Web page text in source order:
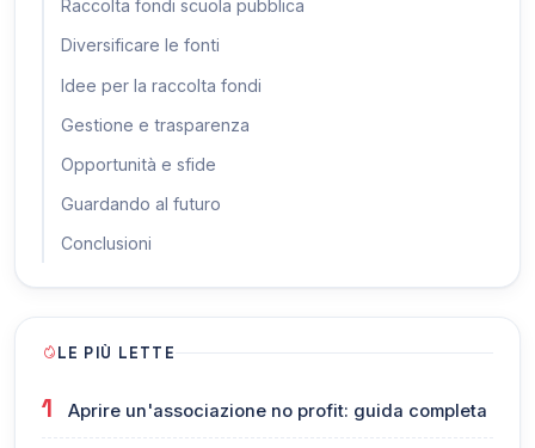
Raccolta fondi scuola pubblica
Diversificare le fonti
Idee per la raccolta fondi
Gestione e trasparenza
Opportunità e sfide
Guardando al futuro
Conclusioni
LE PIÙ LETTE
1 Aprire un'associazione no profit: guida completa